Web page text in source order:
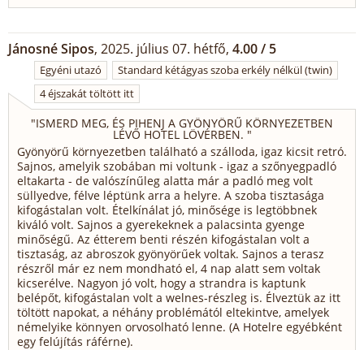
Jánosné Sipos, 2025. július 07. hétfő, 4.00 / 5
Egyéni utazó
Standard kétágyas szoba erkély nélkül (twin)
4 éjszakát töltött itt
"ISMERD MEG, ÉS PIHENJ A GYÖNYÖRŰ KÖRNYEZETBEN
LÉVŐ HOTEL LÖVÉRBEN. "
Gyönyörű környezetben található a szálloda, igaz kicsit retró.
Sajnos, amelyik szobában mi voltunk - igaz a szőnyegpadló
eltakarta - de valószínűleg alatta már a padló meg volt
süllyedve, félve léptünk arra a helyre. A szoba tisztasága
kifogástalan volt. Ételkínálat jó, minősége is legtöbbnek
kiváló volt. Sajnos a gyerekeknek a palacsinta gyenge
minőségű. Az étterem benti részén kifogástalan volt a
tisztaság, az abroszok gyönyörűek voltak. Sajnos a terasz
részről már ez nem mondható el, 4 nap alatt sem voltak
kicserélve. Nagyon jó volt, hogy a strandra is kaptunk
belépőt, kifogástalan volt a welnes-részleg is. Élveztük az itt
töltött napokat, a néhány problémától eltekintve, amelyek
némelyike könnyen orvosolható lenne. (A Hotelre egyébként
egy felújítás ráférne).